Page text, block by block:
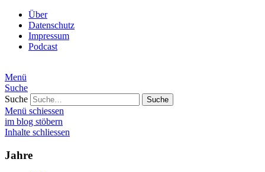
Über
Datenschutz
Impressum
Podcast
Menü
Suche
Suche
Menü schiessen
im blog stöbern
Inhalte schliessen
Jahre